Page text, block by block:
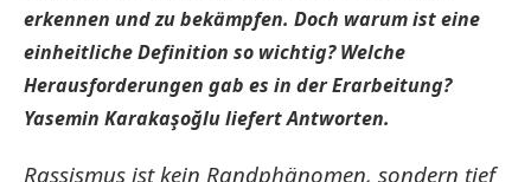
erkennen und zu bekämpfen. Doch warum ist eine
einheitliche Definition so wichtig? Welche
Herausforderungen gab es in der Erarbeitung?
Yasemin Karakaşoğlu liefert Antworten.
Rassismus ist kein Randphänomen, sondern tief